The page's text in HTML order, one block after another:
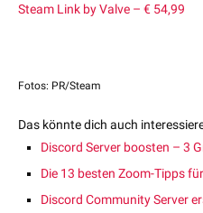
Steam Link by Valve – € 54,99
Fotos: PR/Steam
Das könnte dich auch
Discord Server boosten – 3
Die 13 besten Zoom-Tipps
Discord Community Server